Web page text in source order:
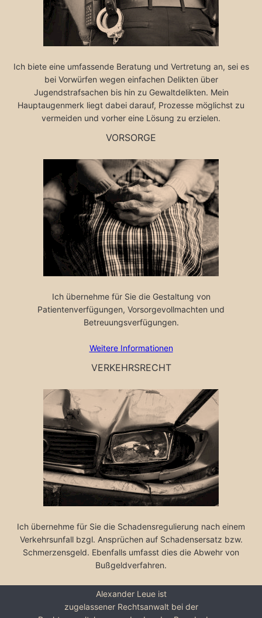
Ich biete eine umfassende Beratung und Vertretung an, sei es
bei Vorwürfen wegen einfachen Delikten über
Jugendstrafsachen bis hin zu Gewaltdelikten. Mein
Hauptaugenmerk liegt dabei darauf, Prozesse möglichst zu
vermeiden und vorher eine Lösung zu erzielen.
VORSORGE
Ich übernehme für Sie die Gestaltung von
Patientenverfügungen, Vorsorgevollmachten und
Betreuungsverfügungen.
Weitere Informationen
VERKEHRSRECHT
Ich übernehme für Sie die Schadensregulierung nach einem
Verkehrsunfall bzgl. Ansprüchen auf Schadensersatz bzw.
Schmerzensgeld. Ebenfalls umfasst dies die Abwehr von
Bußgeldverfahren.
Alexander Leue ist
zugelassener Rechtsanwalt bei der